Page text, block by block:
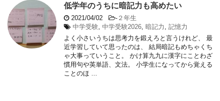
低学年のうちに暗記力も高めたい
2021/04/02 - ２年生
中学受験, 中学受験2026, 暗記力 , 記憶力
よく小さいうちは思考力を鍛えろと言うけれど、 最
近学習していて思ったのは、 結局暗記もめちゃくち
ゃ大事っていうこと。 かけ算九九に漢字にことわざ
慣用句や英単語、文法。 小学生になってから覚える
ことのほ ...